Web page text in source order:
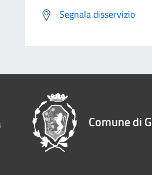
Segnala disservizio
Comune di